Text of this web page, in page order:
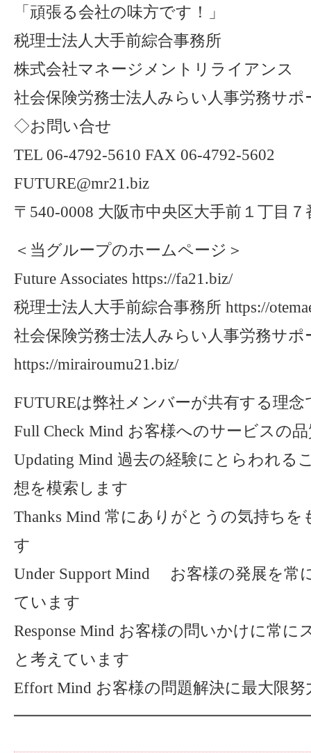
「頑張る会社の味方です！」
税理士法人大手前綜合事務所
株式会社マネージメントリライアンス
社会保険労務士法人みらい人事労務サポ
◇お問い合せ
TEL 06-4792-5610 FAX 06-4792-5602
FUTURE@mr21.biz
〒540-0008 大阪市中央区大手前１丁目
＜当グループのホームページ＞
Future Associates https://fa21.biz/
税理士法人大手前綜合事務所 https://
社会保険労務士法人みらい人事労務サポ
https://mirairoumu21.biz/
FUTUREは弊社メンバーが共有する理念
Full Check Mind お客様へのサービスの
Updating Mind 過去の経験にとらわれる
想を模索します
Thanks Mind 常にありがとうの気持ち
す
Under Support Mind お客様の発展を常
ています
Response Mind お客様の問いかけに常
と考えています
Effort Mind お客様の問題解決に最大限